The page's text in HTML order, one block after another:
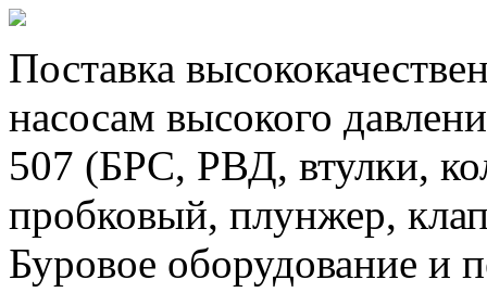
Поставка
насосам высокого
507 (БРС, РВД, втулки,
пробковый, плунжер,
Буровое оборудование и